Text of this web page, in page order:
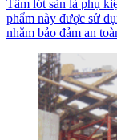
Tấm lót sàn là phụ
phẩm này được sử
nhằm bảo đảm an